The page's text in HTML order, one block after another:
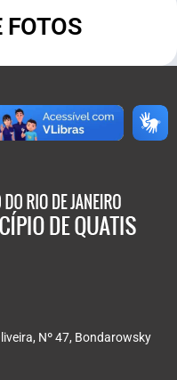
FOTOS
Nº 47, Bondarowsky